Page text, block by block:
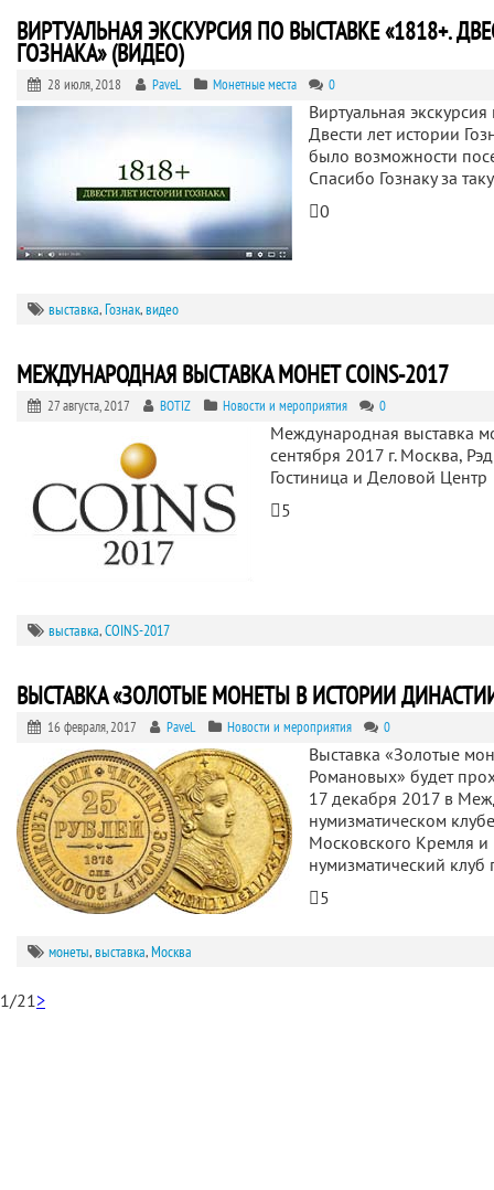
ВИРТУАЛЬНАЯ ЭКСКУРСИЯ ПО ВЫСТАВКЕ «1818+.
ГОЗНАКА» (ВИДЕО)
28 июля, 2018 PaveL Монетные места 0
Виртуальная
Двести лет истории
было возможности
Спасибо Гознаку за
0
выставка,Гознак,видео
МЕЖДУНАРОДНАЯ ВЫСТАВКА МОНЕТ COINS-2017
27 августа, 2017 BOTIZ Новости и мероприятия 0
Международная выставка
сентября 2017 г. Москва,
Гостиница и Деловой Центр
5
выставка,COINS-2017
ВЫСТАВКА «ЗОЛОТЫЕ МОНЕТЫ В ИСТОРИИ
16 февраля, 2017 PaveL Новости и мероприятия 0
Выставка «Золотые
Романовых» будет
17 декабря 2017 в
нумизматическом
Московского Кремля
нумизматический клуб
5
монеты,выставка,Москва
1/21>